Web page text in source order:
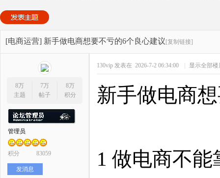
开 » › › ›
[电商运营] 新手做电商想要不亏的6个良心建议[复制链接]
8万
主题
7万
帖子
8万
积分
管理员
积分 83059
发消息
130vip 发表在 2026-7-2 06:34:00 | 显示全部楼
新手做电商
1 做电商不